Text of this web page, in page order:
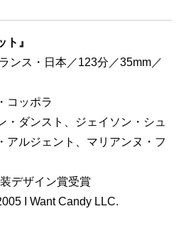
ト』
ンス・日本／123分／35mm／
コッポラ
・ダンスト、ジェイソン・シュ
アルジェント、マリアンヌ・フ
デザイン賞受賞
I Want Candy LLC.